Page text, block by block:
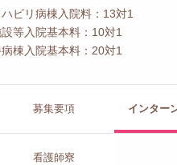
ビリ病棟入院料：13対1
等入院基本料：10対1
棟入院基本料：20対1
募集要項 インター
看護師寮